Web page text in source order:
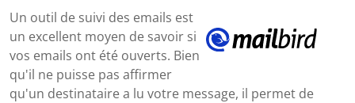
Un outil de suivi des emails est
un excellent moyen de savoir si
vos emails ont été ouverts. Bien
qu'il ne puisse pas affirmer
qu'un destinataire a lu votre message, il permet de